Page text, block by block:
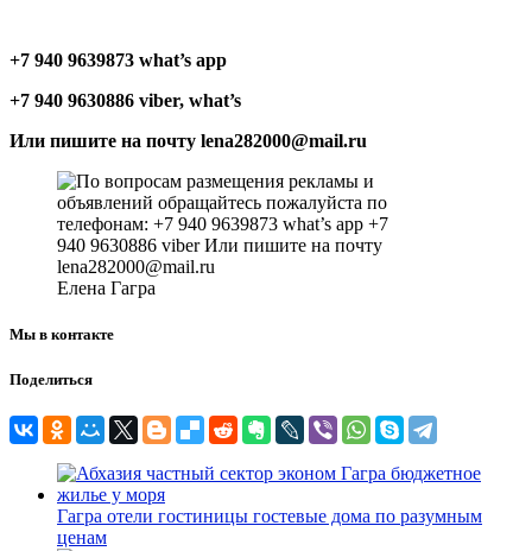
+7 940 9639873 what’s app
+7 940 9630886 viber, what’s
Или пишите на почту lena282000@mail.ru
Елена Гагра
Мы в контакте
Поделиться
Гагра отели гостиницы гостевые дома по разумным
ценам